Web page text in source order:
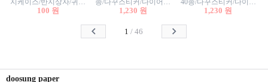
지케이스/반지상자/귀걸
이상자/귀걸이박스/악세
100 원
종/다꾸스티커/다이어리
꾸미기/꽃스티커/자연물
1,230 원
40종/다꾸스티커/다이어
리꾸미기/꽃스티커/자연
1,230 원
1 /46
doosung paper